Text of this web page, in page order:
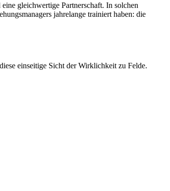
gleichwertige Partnerschaft. In solchen
jahrelange trainiert haben: die
einseitige Sicht der Wirklichkeit zu Felde.